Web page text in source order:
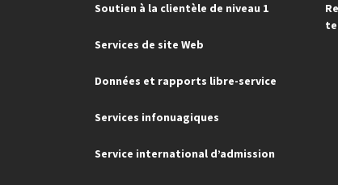
Soutien à la clientèle de niveau 1
Services de site Web
Données et rapports libre-service
Services infonuagiques
Service international d’admission